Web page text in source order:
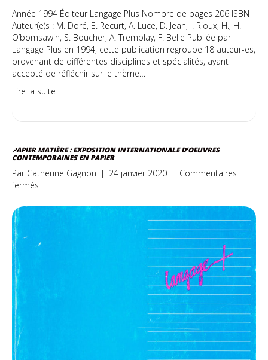
Année 1994 Éditeur Langage Plus Nombre de pages 206 ISBN
Auteur(e)s : M. Doré, E. Recurt, A. Luce, D. Jean, I. Rioux, H., H.
O’bomsawin, S. Boucher, A. Tremblay, F. Belle Publiée par
Langage Plus en 1994, cette publication regroupe 18 auteur-es,
provenant de différentes disciplines et spécialités, ayant
accepté de réfléchir sur le thème…
Lire la suite
PAPIER MATIÈRE : EXPOSITION INTERNATIONALE D’OEUVRES
CONTEMPORAINES EN PAPIER
Par Catherine Gagnon | 24 janvier 2020 | Commentaires
fermés
matière
internationale
papier